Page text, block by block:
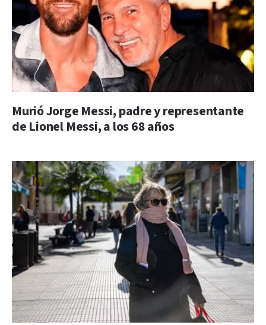
Murió Jorge Messi, padre y representante
de Lionel Messi, a los 68 años